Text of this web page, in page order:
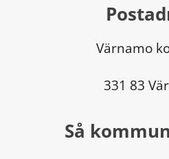
Värnamo
331 83
Så